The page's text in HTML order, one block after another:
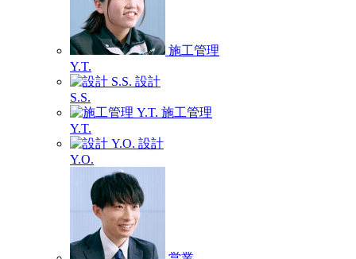
施工管理
Y.T.
設計
S.S.
施工管理
Y.T.
設計
Y.O.